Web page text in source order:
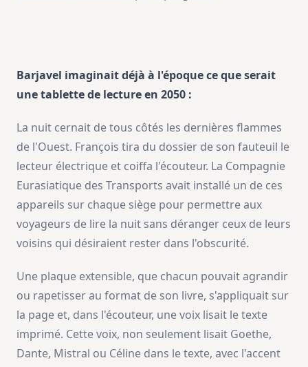
Barjavel imaginait déjà à l'époque ce que serait
une tablette de lecture en 2050 :
La nuit cernait de tous côtés les dernières flammes
de l'Ouest. François tira du dossier de son fauteuil le
lecteur électrique et coiffa l'écouteur. La Compagnie
Eurasiatique des Transports avait installé un de ces
appareils sur chaque siège pour permettre aux
voyageurs de lire la nuit sans déranger ceux de leurs
voisins qui désiraient rester dans l'obscurité.
Une plaque extensible, que chacun pouvait agrandir
ou rapetisser au format de son livre, s'appliquait sur
la page et, dans l'écouteur, une voix lisait le texte
imprimé. Cette voix, non seulement lisait Goethe,
Dante, Mistral ou Céline dans le texte, avec l'accent